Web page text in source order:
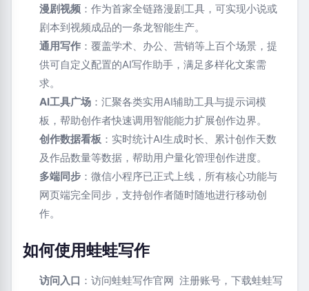
漫剧视频 ：作为首家全链路漫剧工具，可实现小说或
剧本到视频成品的一条龙智能生产。
通用写作 ：覆盖学术、办公、营销等上百个场景，提
供可自定义配置的AI写作助手，满足多样化文案需
求。
AI工具广场 ：汇聚各类实用AI辅助工具与提示词模
板，帮助创作者快速调用智能能力扩展创作边界。
创作数据看板 ：实时统计AI生成时长、累计创作天数
及作品数量等数据，帮助用户量化管理创作进度。
多端同步 ：微信小程序已正式上线，所有核心功能与
网页端完全同步，支持创作者随时随地进行移动创
作。
如何使用蛙蛙写作
访问入口 ：访问蛙蛙写作官网 注册账号，下载蛙蛙写